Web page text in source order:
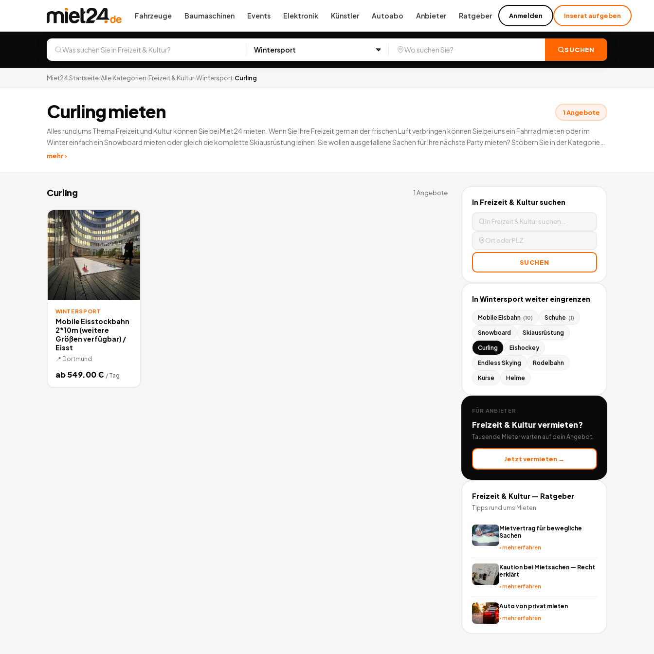
Fahrzeuge Baumaschinen Events Elektronik Künstler Autoabo Anbieter Ratgeber Anmelden Inserat aufgeben
SUCHEN
Miet24 Startseite›Alle Kategorien›Freizeit & Kultur›Wintersport›Curling
Curling mieten 1Angebote
Alles rund ums Thema Freizeit und Kultur können Sie bei Miet24 mieten. Wenn Sie Ihre Freizeit gern an der frischen Luft verbringen können Sie bei uns ein Fahrrad mieten oder im
Winter einfach ein Snowboard mieten oder gleich die komplette Skiausrüstung leihen. Sie wollen ausgefallene Sachen für Ihre nächste Party mieten? Stöbern Sie in der Kategorie
Filmrequisiten und finden Sie das passende Highlight.
mehr ›
Curling 1Angebote
WINTERSPORT
Mobile Eisstockbahn
2*10m (weitere
Größen verfügbar) /
Eisst
📍 Dortmund
ab549.00€ / Tag
In Freizeit & Kultursuchen
SUCHEN
In Wintersport weiter eingrenzen
Mobile Eisbahn (10) Schuhe (1)
Snowboard Skiausrüstung
Curling Eishockey
Endless Skying Rodelbahn
Kurse Helme
FÜR ANBIETER
Freizeit & Kulturvermieten?
Tausende Mieter warten auf dein Angebot.
Jetzt vermieten →
Freizeit & Kultur— Ratgeber
Tipps rund ums Mieten
Mietvertrag für bewegliche
Sachen
›mehr erfahren
Kaution bei Mietsachen — Recht
erklärt
›mehr erfahren
Auto von privat mieten
›mehr erfahren